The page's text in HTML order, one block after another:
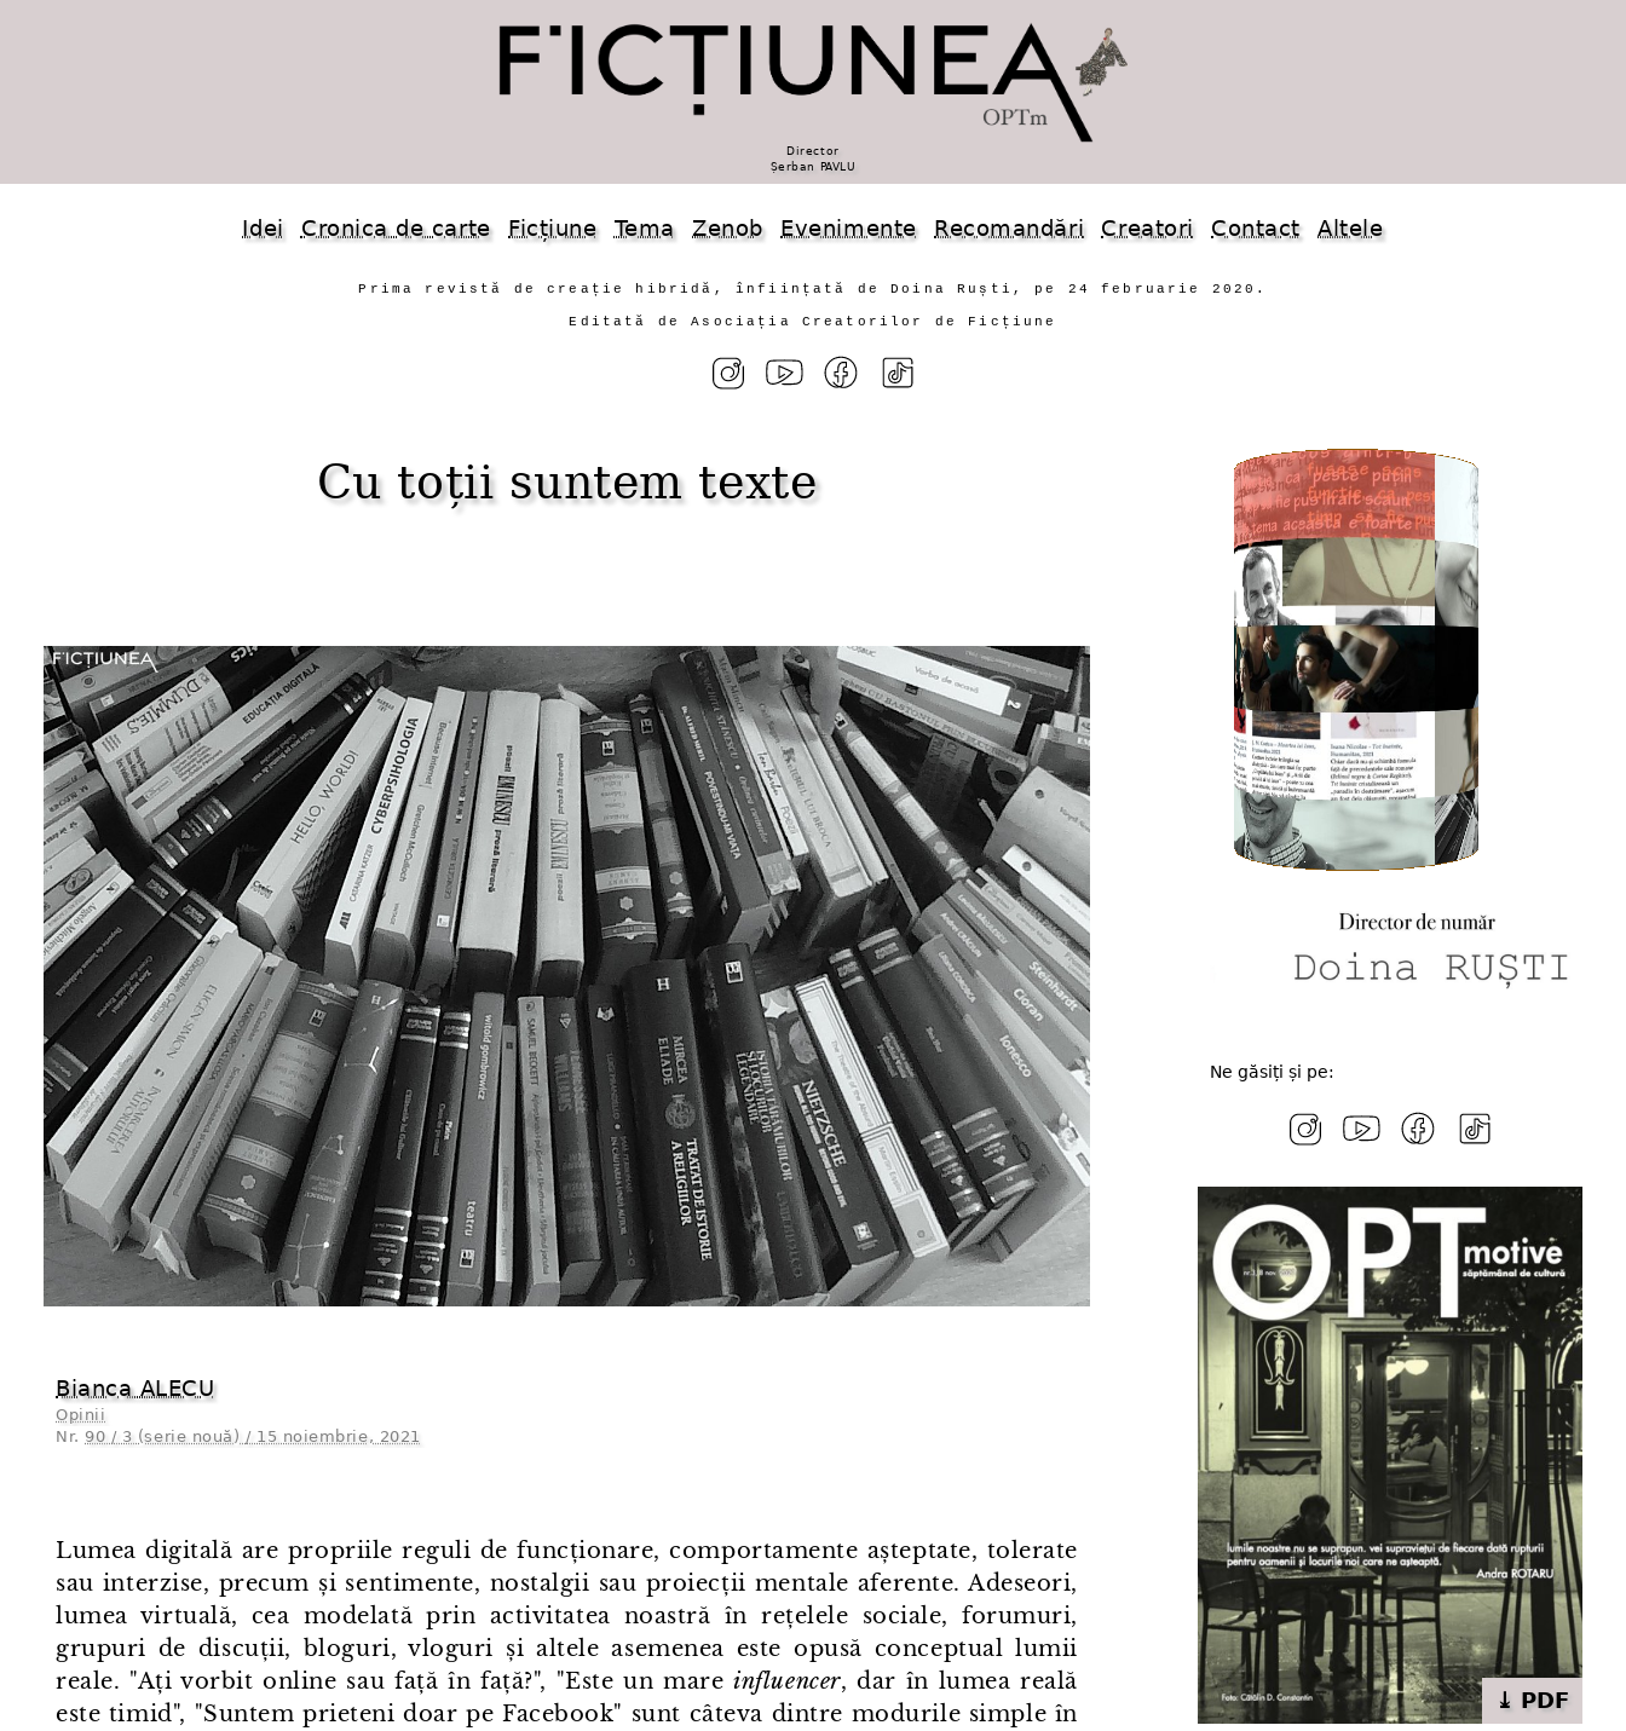
Director
Șerban PAVLU
Idei Cronica de carte Ficțiune Tema Zenob Evenimente Recomandări Creatori Contact Altele
Prima revistă de creație hibridă, înființată de Doina Ruști, pe 24 februarie 2020.
Editată de Asociația Creatorilor de Ficțiune
Cu toții suntem texte
Bianca ALECU
Opinii
Nr. 90 / 3 (serie nouă) / 15 noiembrie, 2021
Lumea digitală are propriile reguli de funcționare, comportamente așteptate, tolerate
sau interzise, precum și sentimente, nostalgii sau proiecții mentale aferente. Adeseori,
lumea virtuală, cea modelată prin activitatea noastră în rețelele sociale, forumuri,
grupuri de discuții, bloguri, vloguri și altele asemenea este opusă conceptual lumii
reale. "Ați vorbit online sau față în față?", "Este un mareinfluencer, dar în lumea reală
este timid", "Suntem prieteni doar pe Facebook" sunt câteva dintre modurile simple în
Ne găsiți și pe:
⤓ PDF